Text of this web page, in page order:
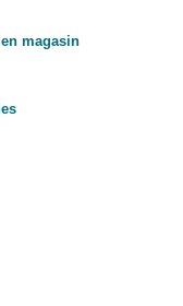
magasin